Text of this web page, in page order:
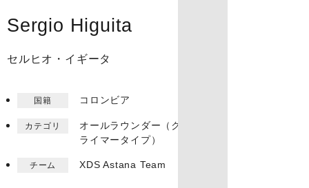
Sergio Higuita
セルヒオ・イギータ
国籍 コロンビア
カテゴリ
オールラウンダー（ク
ライマータイプ）
チーム XDS Astana Team​